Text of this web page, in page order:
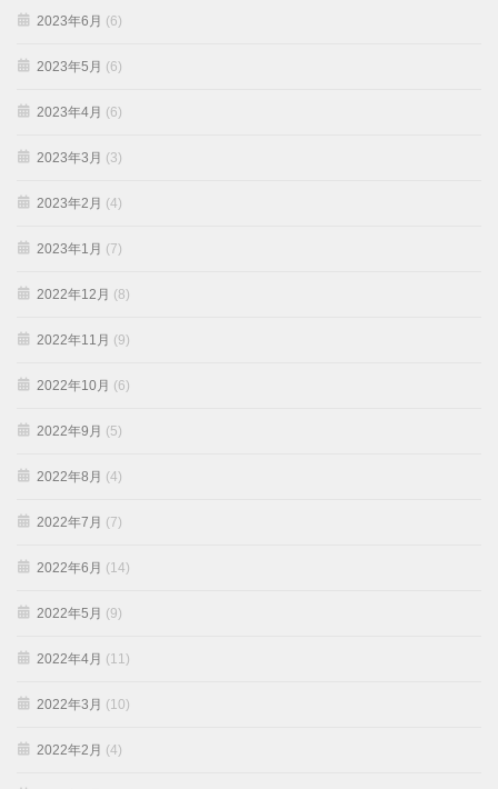
2023年6月 (6)
2023年5月 (6)
2023年4月 (6)
2023年3月 (3)
2023年2月 (4)
2023年1月 (7)
2022年12月 (8)
2022年11月 (9)
2022年10月 (6)
2022年9月 (5)
2022年8月 (4)
2022年7月 (7)
2022年6月 (14)
2022年5月 (9)
2022年4月 (11)
2022年3月 (10)
2022年2月 (4)